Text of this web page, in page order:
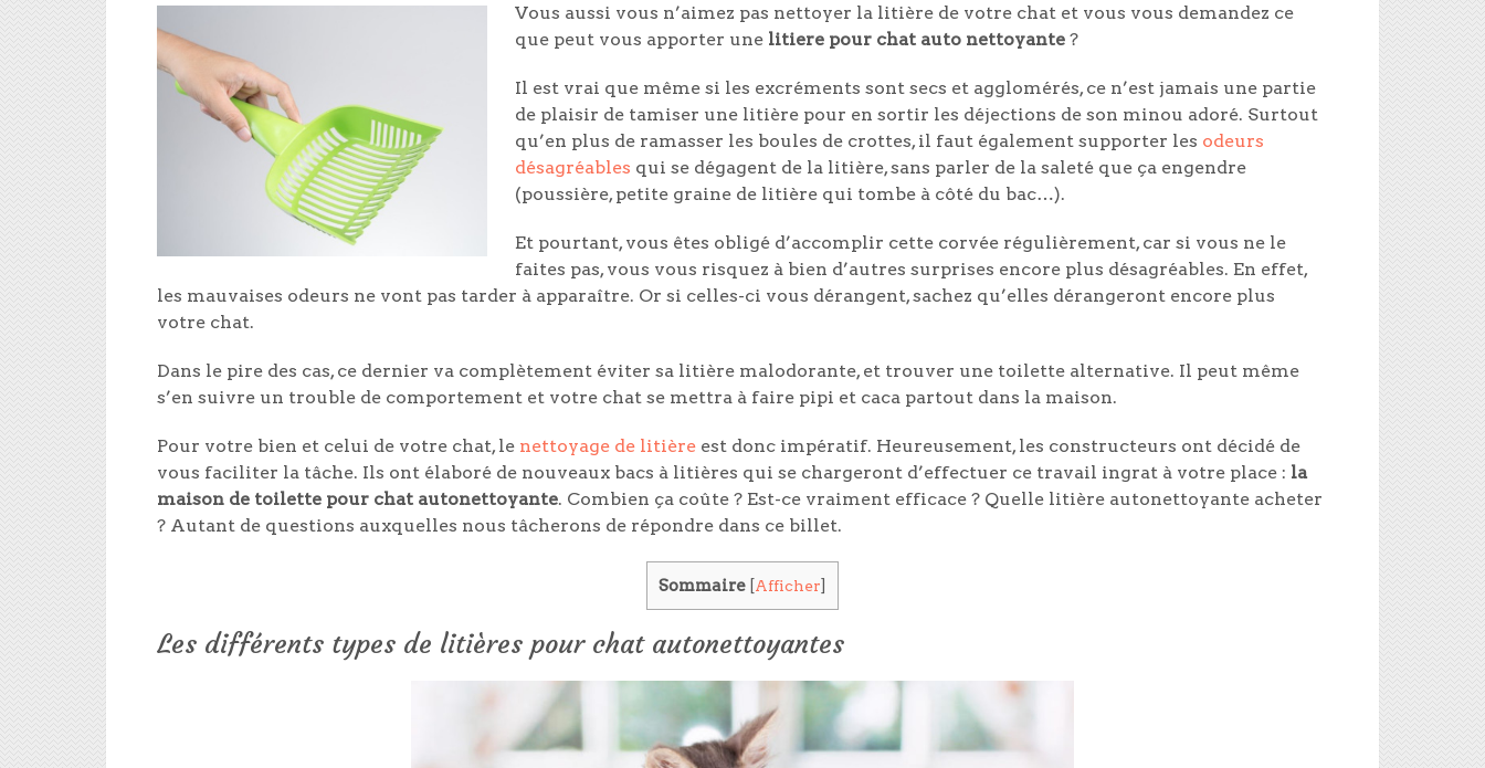
Vous aussi vous n’aimez pas nettoyer la litière de votre chat et vous vous demandez ce
que peut vous apporter une litiere pour chat auto nettoyante ?
Il est vrai que même si les excréments sont secs et agglomérés, ce n’est jamais une partie
de plaisir de tamiser une litière pour en sortir les déjections de son minou adoré. Surtout
qu’en plus de ramasser les boules de crottes, il faut également supporter les odeurs
désagréables qui se dégagent de la litière, sans parler de la saleté que ça engendre
(poussière, petite graine de litière qui tombe à côté du bac…).
Et pourtant, vous êtes obligé d’accomplir cette corvée régulièrement, car si vous ne le
faites pas, vous vous risquez à bien d’autres surprises encore plus désagréables. En effet,
les mauvaises odeurs ne vont pas tarder à apparaître. Or si celles-ci vous dérangent, sachez qu’elles dérangeront encore plus
votre chat.
Dans le pire des cas, ce dernier va complètement éviter sa litière malodorante, et trouver une toilette alternative. Il peut même
s’en suivre un trouble de comportement et votre chat se mettra à faire pipi et caca partout dans la maison.
Pour votre bien et celui de votre chat, le nettoyage de litière est donc impératif. Heureusement, les constructeurs ont décidé de
vous faciliter la tâche. Ils ont élaboré de nouveaux bacs à litières qui se chargeront d’effectuer ce travail ingrat à votre place : la
maison de toilette pour chat autonettoyante. Combien ça coûte ? Est-ce vraiment efficace ? Quelle litière autonettoyante acheter
? Autant de questions auxquelles nous tâcherons de répondre dans ce billet.
Sommaire Afficher
Les différents types de litières pour chat autonettoyantes